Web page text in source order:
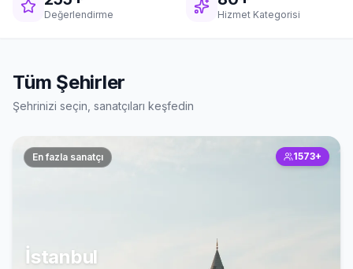
Değerlendirme Hizmet Kategorisi
Tüm Şehirler
Şehrinizi seçin, sanatçıları keşfedin
En fazla sanatçı 1573+
İstanbul